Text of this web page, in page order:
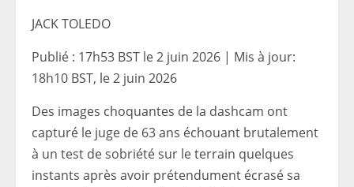
JACK TOLEDO
Publié : 17h53 BST le 2 juin 2026 | Mis à jour:
18h10 BST, le 2 juin 2026
Des images choquantes de la dashcam ont
capturé le juge de 63 ans échouant brutalement
à un test de sobriété sur le terrain quelques
instants après avoir prétendument écrasé sa